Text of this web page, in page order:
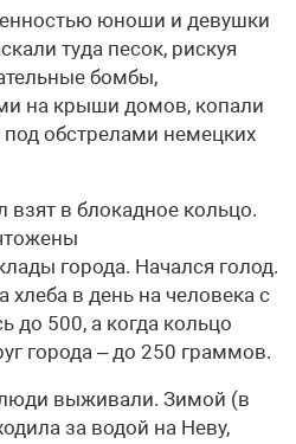
юноши и девушки
туда песок, рискуя
бомбы,
на крыши домов, копали
обстрелами немецких
в блокадное кольцо.
города. Начался голод.
в день на человека с
до 500, а когда кольцо
города – до 250 граммов.
люди выживали. Зимой (в
за водой на Неву,